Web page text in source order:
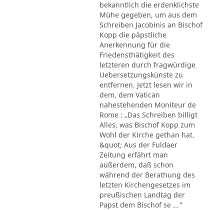
bekanntlich die erdenklichste
Mühe gegeben, um aus dem
Schreiben Jacobinis an Bischof
Kopp die päpstliche
Anerkennung für die
Friedensthätigkeit des
letzteren durch fragwürdige
Uebersetzungskünste zu
entfernen. Jetzt lesen wir in
dem, dem Vatican
nahestehenden Moniteur de
Rome : „Das Schreiben billigt
Alles, was Bischof Kopp zum
Wohl der Kirche gethan hat.
&quot; Aus der Fuldaer
Zeitung erfährt man
außerdem, daß schon
während der Berathung des
letzten Kirchengesetzes im
preußischen Landtag der
Papst dem Bischof se ..."